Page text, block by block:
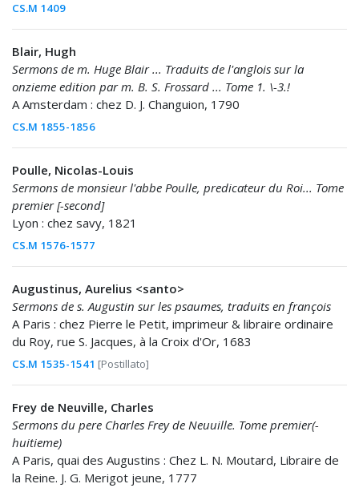
CS.M 1409
Blair, Hugh
Sermons de m. Huge Blair ... Traduits de l'anglois sur la
onzieme edition par m. B. S. Frossard ... Tome 1. \-3.!
A Amsterdam : chez D. J. Changuion, 1790
CS.M 1855-1856
Poulle, Nicolas-Louis
Sermons de monsieur l'abbe Poulle, predicateur du Roi... Tome
premier [-second]
Lyon : chez savy, 1821
CS.M 1576-1577
Augustinus, Aurelius <santo>
Sermons de s. Augustin sur les psaumes, traduits en françois
A Paris : chez Pierre le Petit, imprimeur & libraire ordinaire
du Roy, rue S. Jacques, à la Croix d'Or, 1683
CS.M 1535-1541 [Postillato]
Frey de Neuville, Charles
Sermons du pere Charles Frey de Neuuille. Tome premier(-
huitieme)
A Paris, quai des Augustins : Chez L. N. Moutard, Libraire de
la Reine. J. G. Merigot jeune, 1777